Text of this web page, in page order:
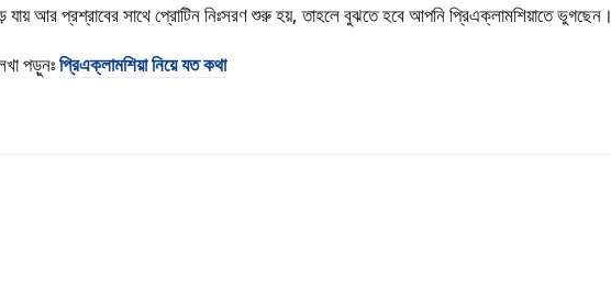
যায় আর প্রশ্রাবের সাথে প্রোটিন নিঃসরণ শুরু হয়, তাহলে বুঝতে হবে আপনি প্রিএক্লামশিয়াতে ভুগছেন।
পড়ুনঃপ্রিএক্লামশিয়া নিয়ে যত কথা